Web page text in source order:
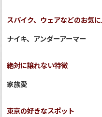
スパイク、ウェアなどのお気
ナイキ、アンダーアーマー
絶対に譲れない特徴
家族愛
東京の好きなスポット